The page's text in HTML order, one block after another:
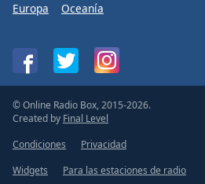
Europa
Oceanía
© Online Radio Box, 2015-2026.
Created by Final Level
Condiciones
Privacidad
Widgets
Para las estaciones de radio